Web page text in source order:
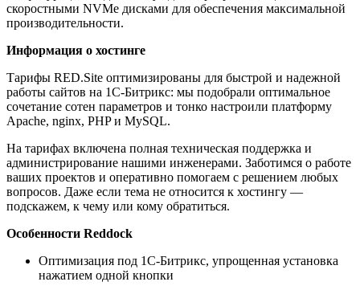
скоростными NVMe дисками для обеспечения максимальной
производительности.
Информация о хостинге
Тарифы RED.Site оптимизированы для быстрой и надежной
работы сайтов на 1С-Битрикс: мы подобрали оптимальное
сочетание сотен параметров и тонко настроили платформу
Apache, nginx, PHP и MySQL.
На тарифах включена полная техническая поддержка и
администрирование нашими инженерами. Заботимся о работе
ваших проектов и оперативно помогаем с решением любых
вопросов. Даже если тема не относится к хостингу —
подскажем, к чему или кому обратиться.
Особенности Reddock
Оптимизация под 1С-Битрикс, упрощенная установка
нажатием одной кнопки